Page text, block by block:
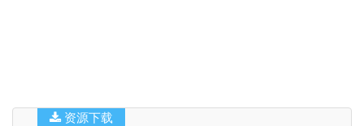
资源下载